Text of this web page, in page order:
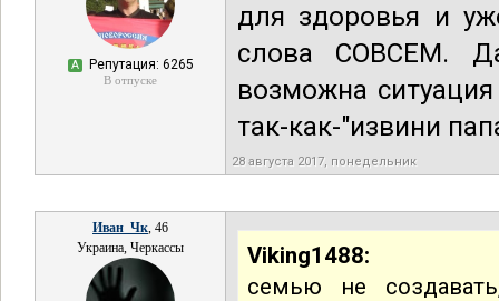
А Репутация: 6265
В отпуске
для здоровья и
слова СОВСЕМ.
возможна
так-как-"извини
28 августа 2017, понедельник
Иван_Чк, 46
Украина, Черкассы
Viking1488:
семью не